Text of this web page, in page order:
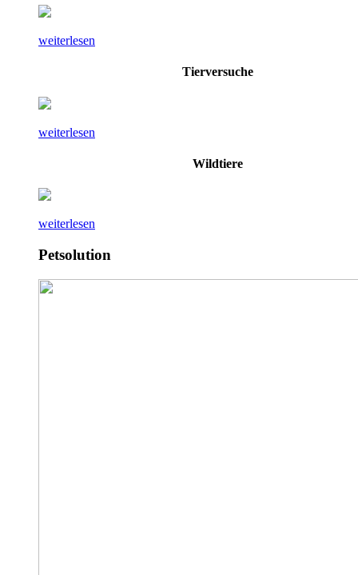
weiterlesen
Tierversuche
weiterlesen
Wildtiere
weiterlesen
Petsolution